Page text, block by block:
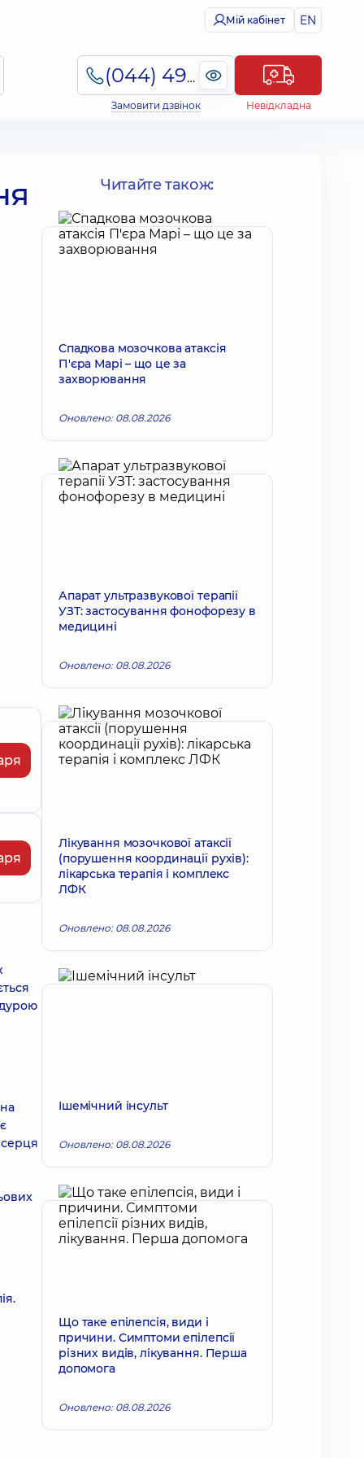
Мій кабінет EN
(044) 495-2-888
Замовити дзвінок Невідкладна
Читайте також:
Спадкова мозочкова атаксія
П'єра Марі – що це за
захворювання
Оновлено: 08.08.2026
Апарат ультразвукової терапії
УЗТ: застосування фонофорезу в
медицині
Оновлено: 08.08.2026
Лікування мозочкової атаксії
(порушення координації рухів):
лікарська терапія і комплекс
ЛФК
Оновлено: 08.08.2026
Ішемічний інсульт
Оновлено: 08.08.2026
Що таке епілепсія, види і
причини. Симптоми епілепсії
різних видів, лікування. Перша
допомога
Оновлено: 08.08.2026